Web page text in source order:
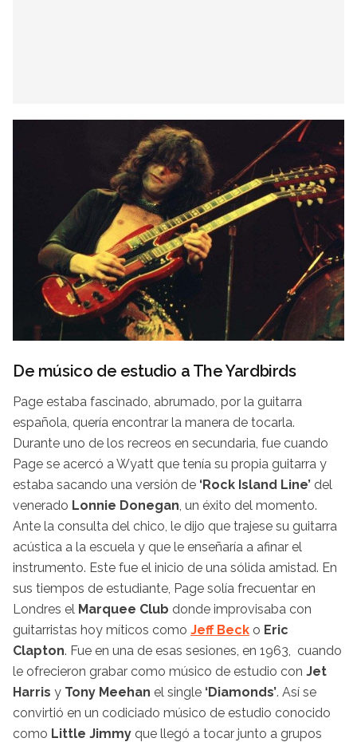
De músico de estudio a The Yardbirds
Page estaba fascinado, abrumado, por la guitarra
española, quería encontrar la manera de tocarla.
Durante uno de los recreos en secundaria, fue cuando
Page se acercó a Wyatt que tenía su propia guitarra y
estaba sacando una versión de ‘Rock Island Line’ del
venerado Lonnie Donegan, un éxito del momento.
Ante la consulta del chico, le dijo que trajese su guitarra
acústica a la escuela y que le enseñaría a afinar el
instrumento. Este fue el inicio de una sólida amistad. En
sus tiempos de estudiante, Page solía frecuentar en
Londres el Marquee Club donde improvisaba con
guitarristas hoy míticos como Jeff Beck o Eric
Clapton. Fue en una de esas sesiones, en 1963, cuando
le ofrecieron grabar como músico de estudio con Jet
Harris y Tony Meehan el single ‘Diamonds’. Así se
convirtió en un codiciado músico de estudio conocido
como Little Jimmy que llegó a tocar junto a grupos